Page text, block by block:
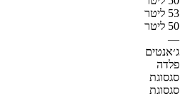
53 ליטר
50 ליטר
—
ג׳אנטים
פלדה
סגסוגת
סגסוגת